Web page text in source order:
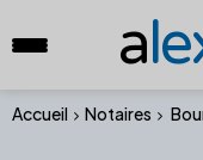
a
Accueil Notaires